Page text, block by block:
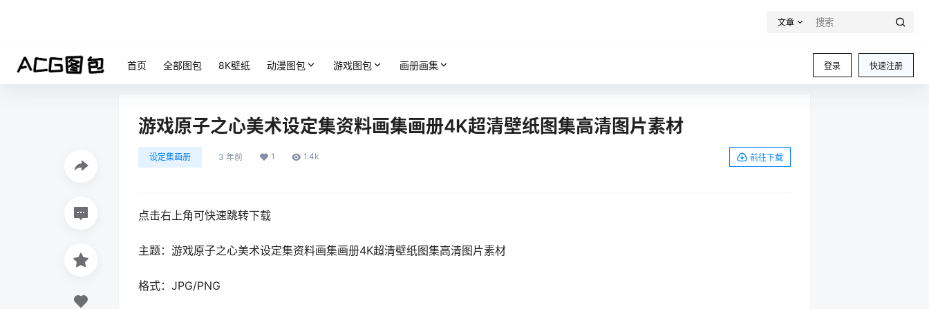
文章
登录 快速注册
首页 全部图包 8K壁纸 动漫图包 游戏图包 画册画集
游戏原子之心美术设定集资料画集画册4K超清壁纸图集高清图片素材
设定集画册 3 年前 1 1.4k 前往下载
点击右上角可快速跳转下载
主题：游戏原子之心美术设定集资料画集画册4K超清壁纸图集高清图片素材
格式：JPG/PNG